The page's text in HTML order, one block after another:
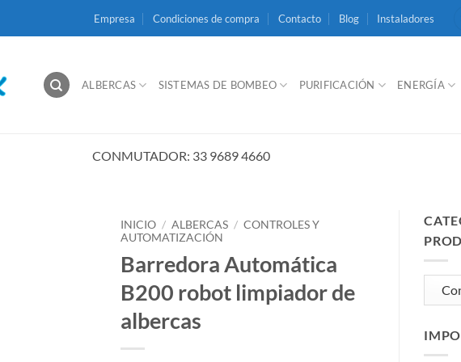
Empresa Condiciones de compra Contacto Blog Instaladores
ALBERCAS SISTEMAS DE BOMBEO PURIFICACIÓN ENERGÍA
CONMUTADOR: 33 9689 4660
INICIO / ALBERCAS / CONTROLES Y
AUTOMATIZACIÓN
Barredora Automática
B200 robot limpiador de
albercas